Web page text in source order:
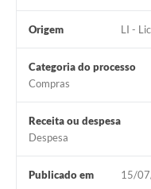
Origem LI -
Categoria do processo
Compras
Receita ou despesa
Despesa
Publicado em 15/